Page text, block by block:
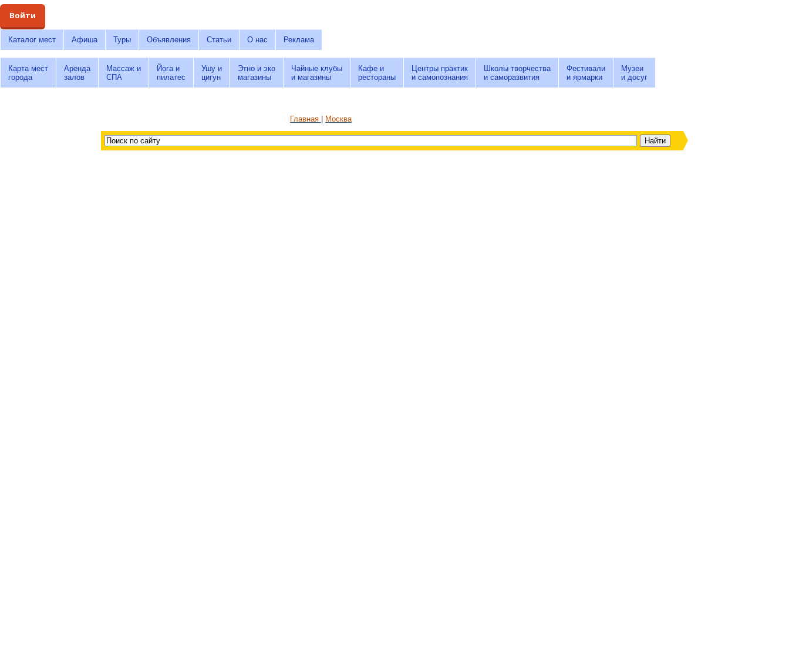
Войти
Каталог мест Афиша Туры Объявления Статьи О нас Реклама
Карта мест
города
Аренда
залов
Массаж и
СПА
Йога и
пилатес
Ушу и
цигун
Этно и эко
магазины
Чайные клубы
и магазины
Кафе и
рестораны
Центры практик
и самопознания
Школы творчества
и саморазвития
Фестивали
и ярмарки
Музеи
и досуг
Главная Москва